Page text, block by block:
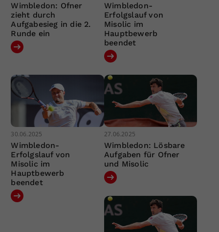
Wimbledon: Ofner
zieht durch
Aufgabesieg in die 2.
Runde ein
Wimbledon-
Erfolgslauf von
Misolic im
Hauptbewerb
beendet
30.06.2025
Wimbledon-
Erfolgslauf von
Misolic im
Hauptbewerb
beendet
27.06.2025
Wimbledon: Lösbare
Aufgaben für Ofner
und Misolic